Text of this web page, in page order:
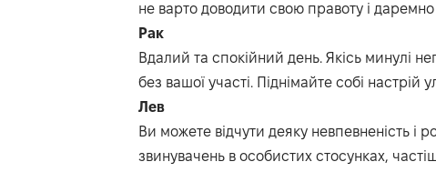
не варто доводити свою правоту і
Рак
Вдалий та спокійний день. Якісь минулі
без вашої участі. Піднімайте собі
Лев
Ви можете відчути деяку невпевненість і
звинувачень в особистих стосунках,